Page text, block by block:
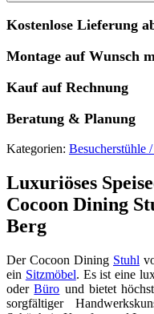
Kostenlose Lieferung
Montage auf Wunsch
Kauf auf Rechnung
Beratung & Planung
Kategorien: Besucherstühle
Luxuriöses
Cocoon Dining
Berg
Der Cocoon Dining Stuhl
ein Sitzmöbel. Es ist eine
oderBüro und bietet
sorgfältiger